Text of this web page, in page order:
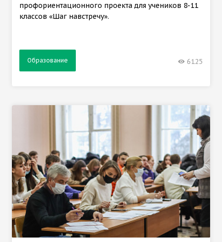
профориентационного проекта для учеников 8-11
классов «Шаг навстречу».
Образование 6125